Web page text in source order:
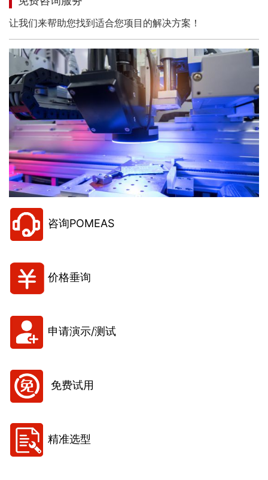
让我们来帮助您找到适合您项目的解决方案！
咨询POMEAS
价格垂询
申请演示/测试
免费试用
精准选型